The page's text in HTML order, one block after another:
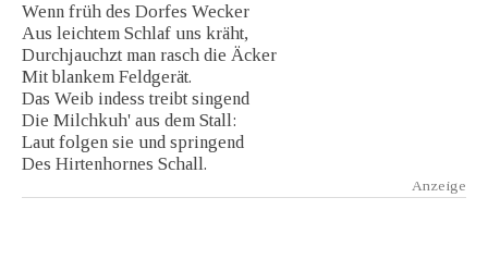
Wenn früh des Dorfes Wecker
Aus leichtem Schlaf uns kräht,
Durchjauchzt man rasch die Äcker
Mit blankem Feldgerät.
Das Weib indess treibt singend
Die Milchkuh' aus dem Stall:
Laut folgen sie und springend
Des Hirtenhornes Schall.